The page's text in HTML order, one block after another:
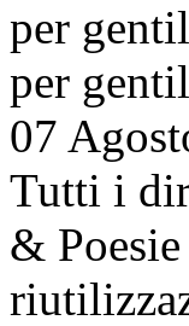
per
per
07
Tutti i
&